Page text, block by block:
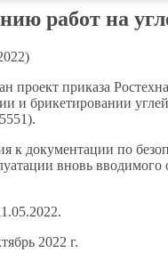
работ на
проект приказа
и брикетировании
к документации по
вновь
2022 г.